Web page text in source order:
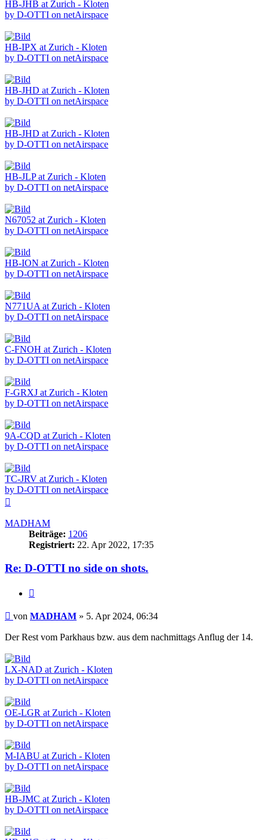
HB-JHB at Zurich - Kloten
by D-OTTI on netAirspace
HB-IPX at Zurich - Kloten
by D-OTTI on netAirspace
HB-JHD at Zurich - Kloten
by D-OTTI on netAirspace
HB-JHD at Zurich - Kloten
by D-OTTI on netAirspace
HB-JLP at Zurich - Kloten
by D-OTTI on netAirspace
N67052 at Zurich - Kloten
by D-OTTI on netAirspace
HB-ION at Zurich - Kloten
by D-OTTI on netAirspace
N771UA at Zurich - Kloten
by D-OTTI on netAirspace
C-FNOH at Zurich - Kloten
by D-OTTI on netAirspace
F-GRXJ at Zurich - Kloten
by D-OTTI on netAirspace
9A-CQD at Zurich - Kloten
by D-OTTI on netAirspace
TC-JRV at Zurich - Kloten
by D-OTTI on netAirspace
MADHAM
Beiträge: 1206
Registriert: 22. Apr 2022, 17:35
Re: D-OTTI no side on shots.
Beitrag
von MADHAM » 5. Apr 2024, 06:34
Der Rest vom Parkhaus bzw. aus dem nachmittags Anflug der 14.
LX-NAD at Zurich - Kloten
by D-OTTI on netAirspace
OE-LGR at Zurich - Kloten
by D-OTTI on netAirspace
M-IABU at Zurich - Kloten
by D-OTTI on netAirspace
HB-JMC at Zurich - Kloten
by D-OTTI on netAirspace